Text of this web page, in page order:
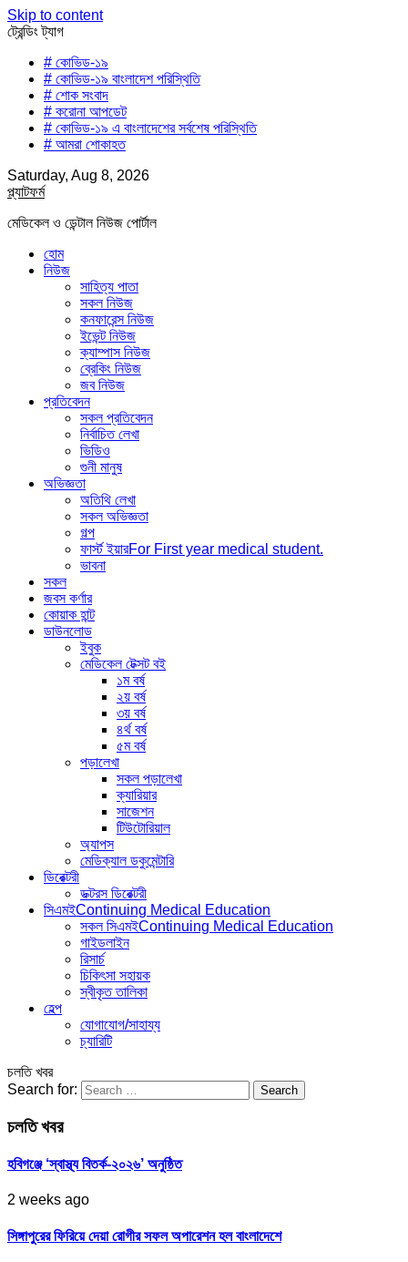
Skip to content
ট্রেন্ডিং ট্যাগ
# কোভিড-১৯
# কোভিড-১৯ বাংলাদেশ পরিস্থিতি
# শোক সংবাদ
# করোনা আপডেট
# কোভিড-১৯ এ বাংলাদেশের সর্বশেষ পরিস্থিতি
# আমরা শোকাহত
Saturday, Aug 8, 2026
প্ল্যাটফর্ম
মেডিকেল ও ডেন্টাল নিউজ পোর্টাল
হোম
নিউজ
সাহিত্য পাতা
সকল নিউজ
কনফারেন্স নিউজ
ইভেন্ট নিউজ
ক্যাম্পাস নিউজ
ব্রেকিং নিউজ
জব নিউজ
প্রতিবেদন
সকল প্রতিবেদন
নির্বাচিত লেখা
ভিডিও
গুনী মানুষ
অভিজ্ঞতা
অতিথি লেখা
সকল অভিজ্ঞতা
গল্প
ফার্স্ট ইয়ারFor First year medical student.
ভাবনা
সকল
জবস কর্ণার
কোয়াক হান্ট
ডাউনলোড
ইবুক
মেডিকেল টেক্সট বই
১ম বর্ষ
২য় বর্ষ
৩য় বর্ষ
৪র্থ বর্ষ
৫ম বর্ষ
পড়ালেখা
সকল পড়ালেখা
ক্যারিয়ার
সাজেশন
টিউটোরিয়াল
অ্যাপস
মেডিক্যাল ডকুমেন্টারি
ডিরেক্টরী
ডক্টরস ডিরেক্টরী
সিএমইContinuing Medical Education
সকল সিএমইContinuing Medical Education
গাইডলাইন
রিসার্চ
চিকিৎসা সহায়ক
স্বীকৃত তালিকা
হেল্প
যোগাযোগ/সাহায্য
চ্যারিটি
চলতি খবর
Search for:
চলতি খবর
হবিগঞ্জে ‘স্বাস্থ্য বিতর্ক-২০২৬’ অনুষ্ঠিত
2 weeks ago
সিঙ্গাপুরের ফিরিয়ে দেয়া রোগীর সফল অপারেশন হল বাংলাদেশে